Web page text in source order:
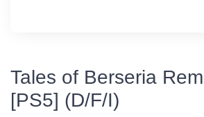
Tales of Berseria
[PS5] (D/F/I)